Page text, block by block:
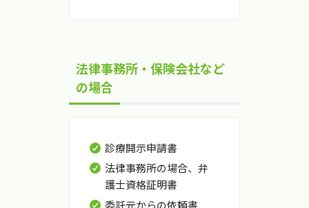
法律事務所・保険会社など
の場合
診療開示申請書
法律事務所の場合、弁
護士資格証明書
委託元からの依頼書